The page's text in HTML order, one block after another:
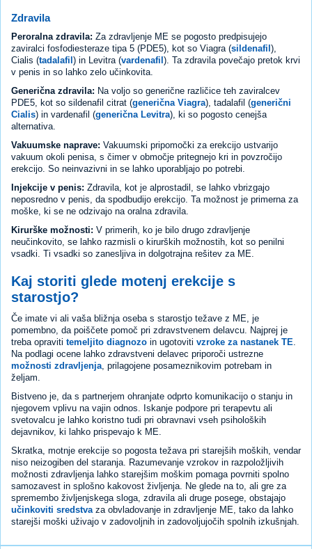
Zdravila
Peroralna zdravila: Za zdravljenje ME se pogosto predpisujejo
zaviralci fosfodiesteraze tipa 5 (PDE5), kot so Viagra (sildenafil),
Cialis (tadalafil) in Levitra (vardenafil). Ta zdravila povečajo pretok krvi
v penis in so lahko zelo učinkovita.
Generična zdravila: Na voljo so generične različice teh zaviralcev
PDE5, kot so sildenafil citrat (generična Viagra), tadalafil (generični
Cialis) in vardenafil (generična Levitra), ki so pogosto cenejša
alternativa.
Vakuumske naprave: Vakuumski pripomočki za erekcijo ustvarijo
vakuum okoli penisa, s čimer v območje pritegnejo kri in povzročijo
erekcijo. So neinvazivni in se lahko uporabljajo po potrebi.
Injekcije v penis: Zdravila, kot je alprostadil, se lahko vbrizgajo
neposredno v penis, da spodbudijo erekcijo. Ta možnost je primerna za
moške, ki se ne odzivajo na oralna zdravila.
Kirurške možnosti: V primerih, ko je bilo drugo zdravljenje
neučinkovito, se lahko razmisli o kirurških možnostih, kot so penilni
vsadki. Ti vsadki so zanesljiva in dolgotrajna rešitev za ME.
Kaj storiti glede motenj erekcije s
starostjo?
Če imate vi ali vaša bližnja oseba s starostjo težave z ME, je
pomembno, da poiščete pomoč pri zdravstvenem delavcu. Najprej je
treba opraviti temeljito diagnozo in ugotoviti vzroke za nastanek TE
Na podlagi ocene lahko zdravstveni delavec priporoči ustrezne
možnosti zdravljenja , prilagojene posameznikovim potrebam in
željam.
Bistveno je, da s partnerjem ohranjate odprto komunikacijo o stanju in
njegovem vplivu na vajin odnos. Iskanje podpore pri terapevtu ali
svetovalcu je lahko koristno tudi pri obravnavi vseh psiholoških
dejavnikov, ki lahko prispevajo k ME.
Skratka, motnje erekcije so pogosta težava pri starejših moških, vendar
niso neizogiben del staranja. Razumevanje vzrokov in razpoložljivih
možnosti zdravljenja lahko starejšim moškim pomaga povrniti spolno
samozavest in splošno kakovost življenja. Ne glede na to, ali gre za
spremembo življenjskega sloga, zdravila ali druge posege, obstajajo
učinkoviti sredstva za obvladovanje in zdravljenje ME, tako da lahko
starejši moški uživajo v zadovoljnih in zadovoljujočih spolnih izkušnjah.